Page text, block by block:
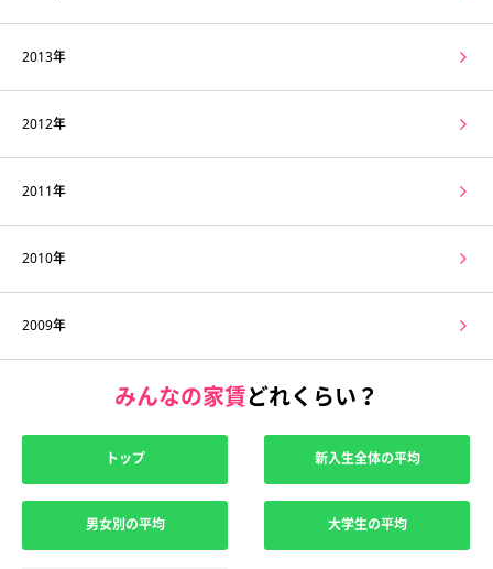
2013年
2012年
2011年
2010年
2009年
みんなの家賃どれくらい？
トップ 新入生全体の平均
男女別の平均 大学生の平均